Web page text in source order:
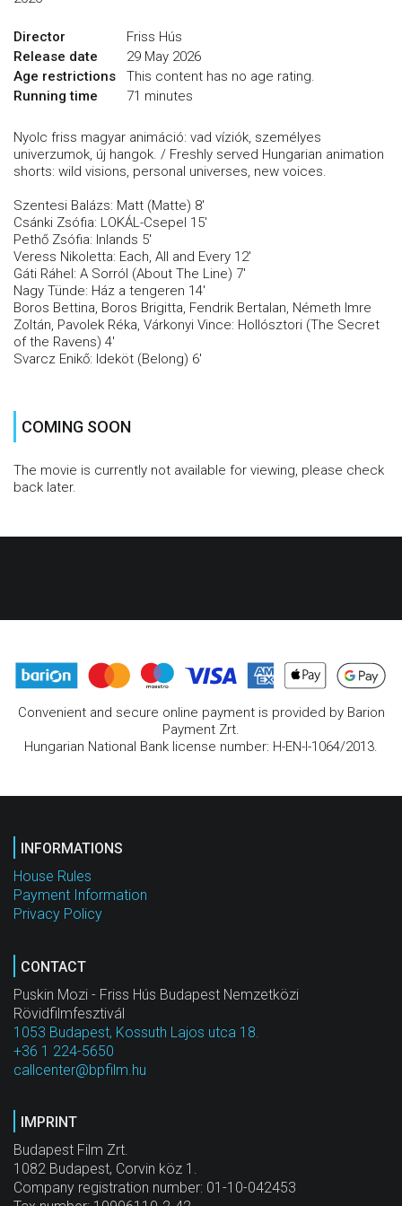
Director
Friss Hús
Release date
29 May 2026
Age restrictions
This content has no age rating.
Running time
71 minutes
Nyolc friss magyar animáció: vad víziók, személyes
univerzumok, új hangok. / Freshly served Hungarian animation
shorts: wild visions, personal universes, new voices.
Szentesi Balázs: Matt (Matte) 8'
Csánki Zsófia: LOKÁL-Csepel 15'
Pethő Zsófia: Inlands 5'
Veress Nikoletta: Each, All and Every 12'
Gáti Ráhel: A Sorról (About The Line) 7'
Nagy Tünde: Ház a tengeren 14'
Boros Bettina, Boros Brigitta, Fendrik Bertalan, Németh Imre
Zoltán, Pavolek Réka, Várkonyi Vince: Hollósztori (The Secret
of the Ravens) 4'
Svarcz Enikő: Ideköt (Belong) 6'
COMING SOON
The movie is currently not available for viewing, please check
back later.
Convenient and secure online payment is provided by Barion
Payment Zrt.
Hungarian National Bank license number: H-EN-I-1064/2013.
INFORMATIONS
House Rules
Payment Information
Privacy Policy
CONTACT
Puskin Mozi - Friss Hús Budapest Nemzetközi
Rövidfilmfesztivál
1053 Budapest, Kossuth Lajos utca 18.
+36 1 224-5650
callcenter@bpfilm.hu
IMPRINT
Budapest Film Zrt.
1082 Budapest, Corvin köz 1.
Company registration number: 01-10-042453